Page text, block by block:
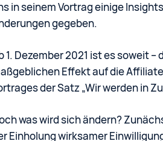
in seinem Vortrag einige
gegeben.
1. Dezember 2021 ist es soweit
Effekt auf die
der Satz „Wir werden in
was wird sich ändern?
Einholung wirksamer